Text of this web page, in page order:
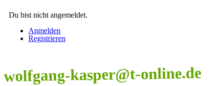
Du bist nicht angemeldet.
Anmelden
Registrieren
wolfgang-kasper@t-online.de